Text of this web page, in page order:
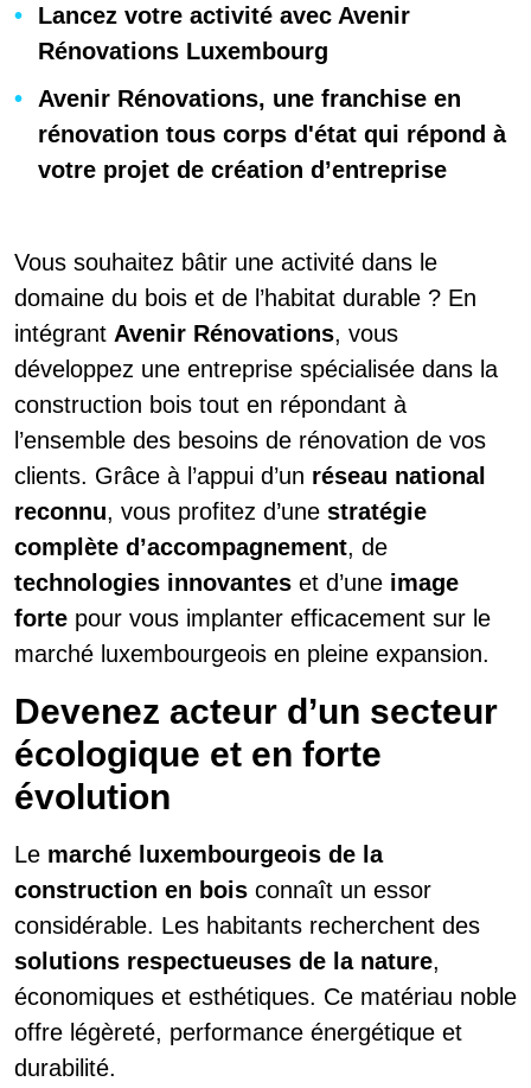
Lancez votre activité avec Avenir
Rénovations Luxembourg
Avenir Rénovations, une franchise en
rénovation tous corps d'état qui répond à
votre projet de création d’entreprise
Vous souhaitez bâtir une activité dans le
domaine du bois et de l’habitat durable ? En
intégrant Avenir Rénovations, vous
développez une entreprise spécialisée dans la
construction bois tout en répondant à
l’ensemble des besoins de rénovation de vos
clients. Grâce à l’appui d’un réseau national
reconnu, vous profitez d’une stratégie
complète d’accompagnement, de
technologies innovantes et d’une image
forte pour vous implanter efficacement sur le
marché luxembourgeois en pleine expansion.
Devenez acteur d’un secteur
écologique et en forte
évolution
Le marché luxembourgeois de la
construction en bois connaît un essor
considérable. Les habitants recherchent des
solutions respectueuses de la nature,
économiques et esthétiques. Ce matériau noble
offre légèreté, performance énergétique et
durabilité.